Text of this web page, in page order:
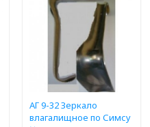
АГ 9-32 Зеркало
влагалищное по Симсу